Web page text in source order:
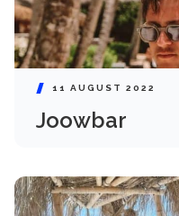
11 AUGUST 2022
Joowbar